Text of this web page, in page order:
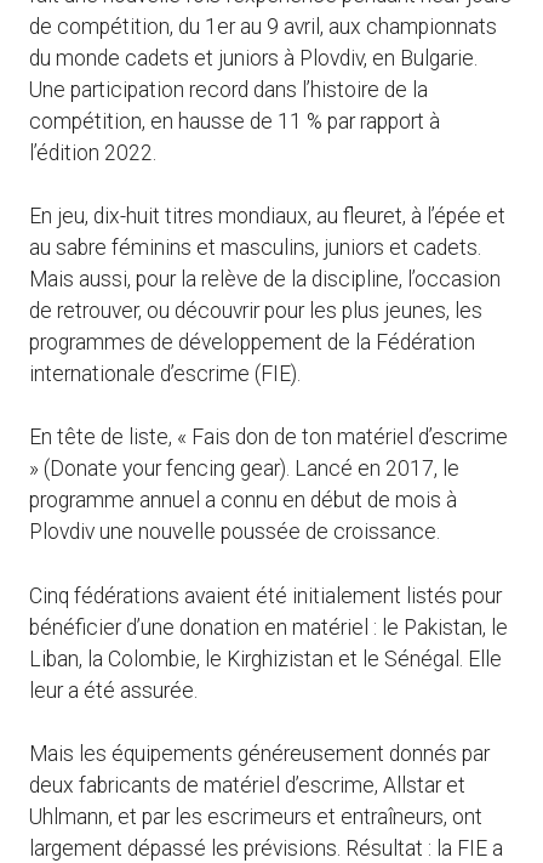
de compétition, du 1er au 9 avril, aux championnats
du monde cadets et juniors à Plovdiv, en Bulgarie.
Une participation record dans l’histoire de la
compétition, en hausse de 11 % par rapport à
l’édition 2022.
En jeu, dix-huit titres mondiaux, au fleuret, à l’épée et
au sabre féminins et masculins, juniors et cadets.
Mais aussi, pour la relève de la discipline, l’occasion
de retrouver, ou découvrir pour les plus jeunes, les
programmes de développement de la Fédération
internationale d’escrime (FIE).
En tête de liste, « Fais don de ton matériel d’escrime
» (Donate your fencing gear). Lancé en 2017, le
programme annuel a connu en début de mois à
Plovdiv une nouvelle poussée de croissance.
Cinq fédérations avaient été initialement listés pour
bénéficier d’une donation en matériel : le Pakistan, le
Liban, la Colombie, le Kirghizistan et le Sénégal. Elle
leur a été assurée.
Mais les équipements généreusement donnés par
deux fabricants de matériel d’escrime, Allstar et
Uhlmann, et par les escrimeurs et entraîneurs, ont
largement dépassé les prévisions. Résultat : la FIE a